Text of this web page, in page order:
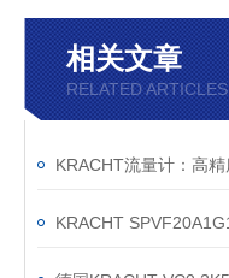
相关文章
RELATED ARTICLES